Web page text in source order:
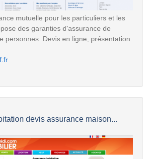
mutuelle pour les particuliers et les
des garanties d'assurance de
personnes. Devis en ligne, présentation
devis assurance maison...